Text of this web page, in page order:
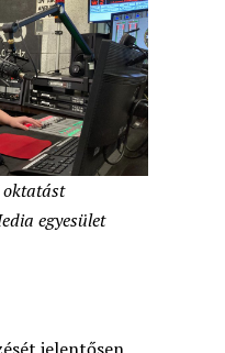
oktatást
egyesület